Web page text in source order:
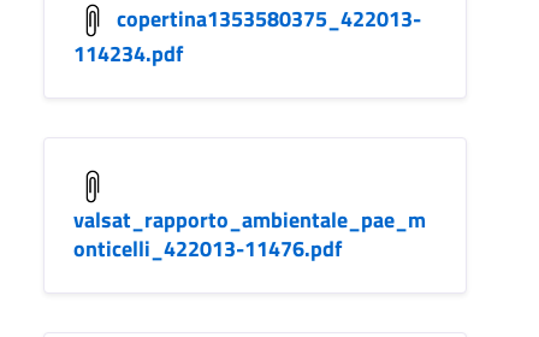
copertina1353580375_422013-
114234.pdf
valsat_rapporto_ambientale_pae_m
onticelli_422013-11476.pdf